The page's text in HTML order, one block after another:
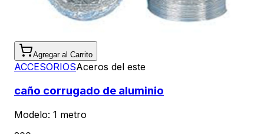
Agregar al Carrito
ACCESORIOSAceros del este
caño corrugado de aluminio
Modelo: 1 metro